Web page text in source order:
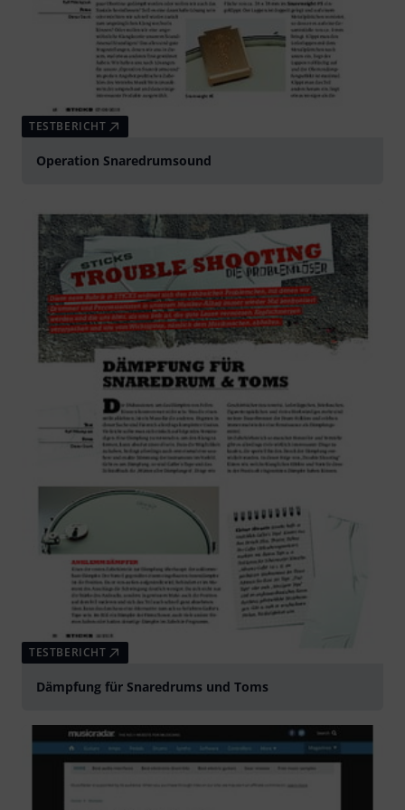
TESTBERICHT
Operation Snaredrumsound
TESTBERICHT
Dämpfung für Snaredrums und Toms